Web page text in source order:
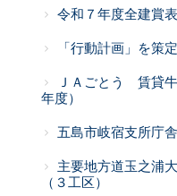
令和７年度全建賞
「行動計画」を策
ＪＡごとう 賃貸
年度）
五島市岐宿支所庁
主要地方道玉之浦
（３工区）